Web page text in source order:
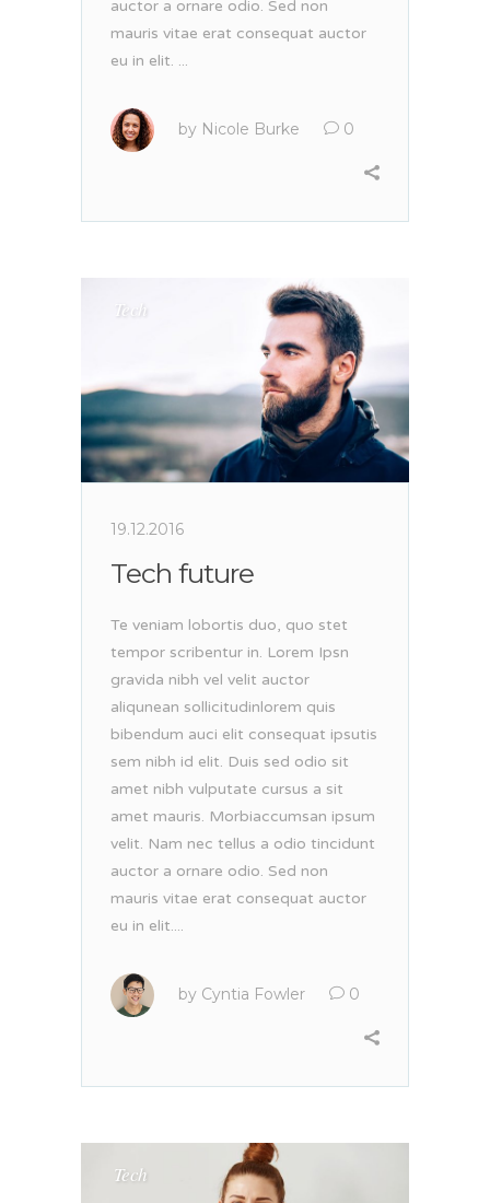
auctor a ornare odio. Sed non
mauris vitae erat consequat auctor
eu in elit. ...
by Nicole Burke 0
Tech
19.12.2016
Tech future
Te veniam lobortis duo, quo stet
tempor scribentur in. Lorem Ipsn
gravida nibh vel velit auctor
aliqunean sollicitudinlorem quis
bibendum auci elit consequat ipsutis
sem nibh id elit. Duis sed odio sit
amet nibh vulputate cursus a sit
amet mauris. Morbiaccumsan ipsum
velit. Nam nec tellus a odio tincidunt
auctor a ornare odio. Sed non
mauris vitae erat consequat auctor
eu in elit....
by Cyntia Fowler 0
Tech